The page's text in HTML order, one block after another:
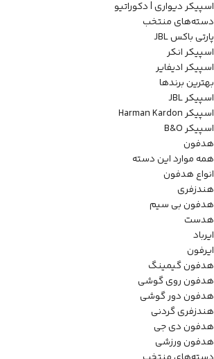
اسپیکر دیواری | دکوراتیو
دسته‌های منتخب
پارتی باکس JBL
اسپیکر انکر
اسپیکر ادیفایر
بهترین برندها
اسپیکر JBL
اسپیکر Harman Kardon
اسپیکر B&O
هدفون
همه موارد این دسته
انواع هدفون
هندزفری
هدفون بی سیم
هدست
ایرباد
ایرفون
هدفون گیمینگ
هدفون روی گوشی
هدفون دور گوشی
هندزفری گردنی
هدفون دی جی
هدفون ورزشی